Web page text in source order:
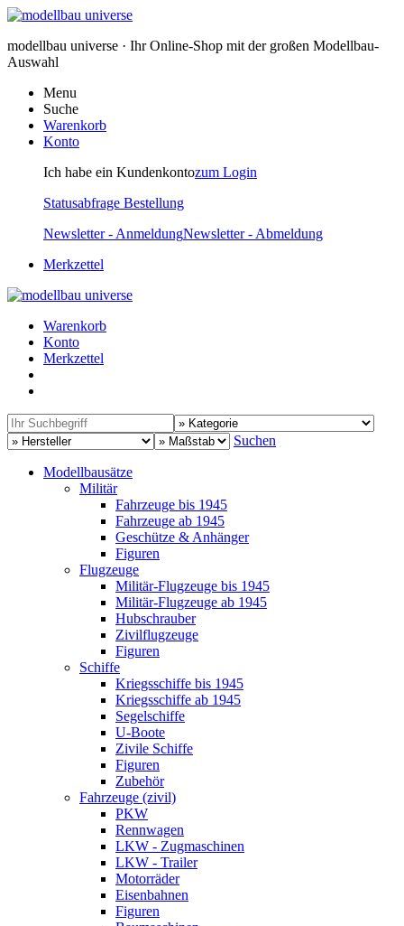
modellbau universe · Ihr Online-Shop mit der großen Modellbau-
Auswahl
Menu
Suche
Warenkorb
Konto
Ich habe ein Kundenkontozum Login
Statusabfrage Bestellung
Newsletter - AnmeldungNewsletter - Abmeldung
Merkzettel
Warenkorb
Konto
Merkzettel
Suchen
Modellbausätze
Militär
Fahrzeuge bis 1945
Fahrzeuge ab 1945
Geschütze & Anhänger
Figuren
Flugzeuge
Militär-Flugzeuge bis 1945
Militär-Flugzeuge ab 1945
Hubschrauber
Zivilflugzeuge
Figuren
Schiffe
Kriegsschiffe bis 1945
Kriegsschiffe ab 1945
Segelschiffe
U-Boote
Zivile Schiffe
Figuren
Zubehör
Fahrzeuge (zivil)
PKW
Rennwagen
LKW - Zugmaschinen
LKW - Trailer
Motorräder
Eisenbahnen
Figuren